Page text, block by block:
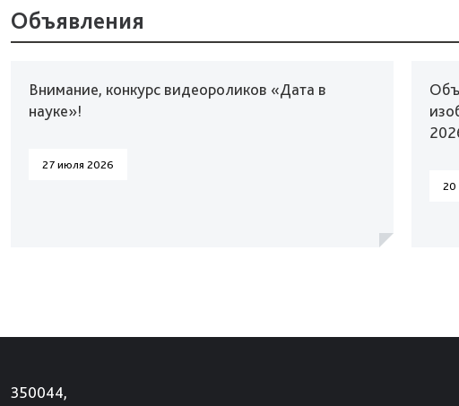
Объявления
Внимание, конкурс видеороликов «Дата в
науке»!
27 июля 2026
20
350044,